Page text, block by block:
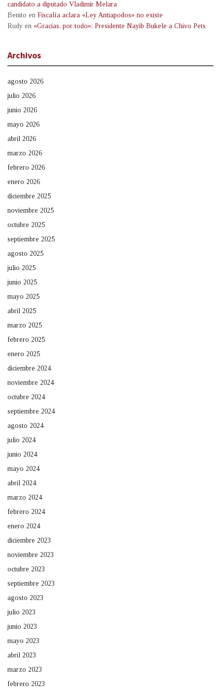
candidato a diputado Vladimir Melara
Benito en Fiscalía aclara «Ley Antiapodos» no existe
Rudy en «Gracias, por todo»: Presidente Nayib Bukele a Chivo Pets
Archivos
agosto 2026
julio 2026
junio 2026
mayo 2026
abril 2026
marzo 2026
febrero 2026
enero 2026
diciembre 2025
noviembre 2025
octubre 2025
septiembre 2025
agosto 2025
julio 2025
junio 2025
mayo 2025
abril 2025
marzo 2025
febrero 2025
enero 2025
diciembre 2024
noviembre 2024
octubre 2024
septiembre 2024
agosto 2024
julio 2024
junio 2024
mayo 2024
abril 2024
marzo 2024
febrero 2024
enero 2024
diciembre 2023
noviembre 2023
octubre 2023
septiembre 2023
agosto 2023
julio 2023
junio 2023
mayo 2023
abril 2023
marzo 2023
febrero 2023